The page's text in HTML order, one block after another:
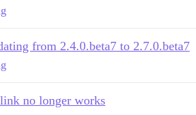
from 2.4.0.beta7 to 2.7.0.beta7
no longer works